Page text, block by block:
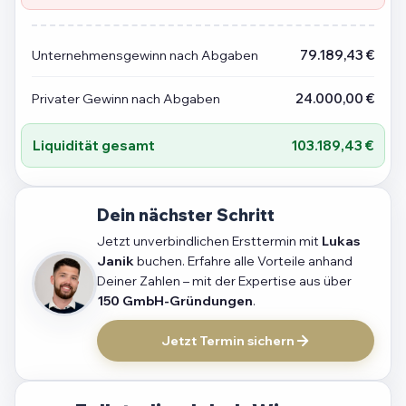
Unternehmensgewinn nach Abgaben 79.189,43 €
Privater Gewinn nach Abgaben 24.000,00 €
Liquidität gesamt 103.189,43 €
Dein nächster Schritt
Jetzt unverbindlichen Ersttermin mit Lukas
Janikbuchen. Erfahre alle Vorteile anhand
Deiner Zahlen – mit der Expertise aus über
150 GmbH-Gründungen.
Jetzt Termin sichern